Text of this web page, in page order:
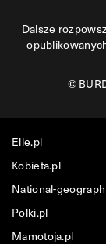
Dalsze
©
Elle.pl
Kobieta.pl
National-
Polki.pl
Mamotoja.pl